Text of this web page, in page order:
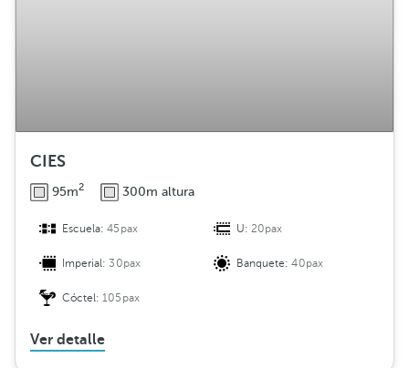
CIES
95m2 300m altura
Escuela:45pax U:20pax
Imperial:30pax Banquete:40pax
Cóctel:105pax
Ver detalle